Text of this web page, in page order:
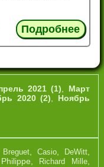
Подробнее
2021 (1)
Март
2020 (2)
Ноябрь
Breguet,Casio, DeWitt,
, Richard Mille,